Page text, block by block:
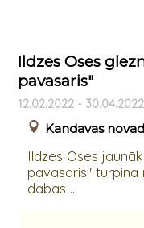
Ildzes Oses
pavasaris"
12.02.2022 - 30.04.2022
Kandavas
Ildzes Oses
pavasaris" turpina
dabas ...